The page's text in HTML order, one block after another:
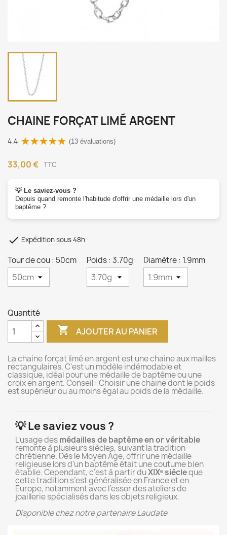
CHAINE FORÇAT LIMÉ ARGENT
4.4 (13 évaluations)
33,00 € TTC
💡 Le saviez-vous ?
Depuis quand remonte l'habitude d'offrir une médaille lors d'un
baptême ?
 Expédition sous 48h
Tour de cou : 50cm Poids : 3.70g Diamètre : 1.9mm
Quantité
 AJOUTER AU PANIER
La chaine forçat limé en argent est une chaine aux mailles
rectangulaires. C'est un modèle indémodable et
classique, idéal pour une médaille de baptême ou une
croix en argent. Conseil : Choisir une chaine dont le poids
est supérieur ou au moins égal au poids de la médaille.
💡 Le saviez vous ?
L'usage desmédailles de baptême en or véritable
remonte à plusieurs siècles, suivant la tradition
chrétienne. Dès le Moyen Âge, offrir une médaille
religieuse lors d'un baptême était une coutume bien
établie. Cependant, c’est à partir duXIXᵉ siècleque
cette tradition s’est généralisée en France et en
Europe, notamment avec l’essor des ateliers de
joaillerie spécialisés dans les objets religieux.
Disponible chez notre partenaire Laudate